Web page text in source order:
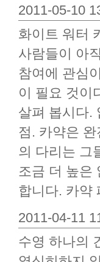
2011-05-10
화이트 워터
사람들이 아
참여에 관심
이 필요 것이
살펴 봅시다.
점. 카약은
의 다리는 그
조금 더 높은
합니다. 카약
2011-04-11
수영 하나의